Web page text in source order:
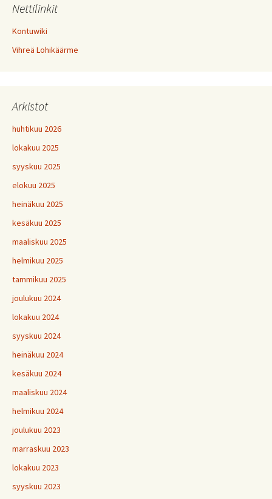
Nettilinkit
Kontuwiki
Vihreä Lohikäärme
Arkistot
huhtikuu 2026
lokakuu 2025
syyskuu 2025
elokuu 2025
heinäkuu 2025
kesäkuu 2025
maaliskuu 2025
helmikuu 2025
tammikuu 2025
joulukuu 2024
lokakuu 2024
syyskuu 2024
heinäkuu 2024
kesäkuu 2024
maaliskuu 2024
helmikuu 2024
joulukuu 2023
marraskuu 2023
lokakuu 2023
syyskuu 2023